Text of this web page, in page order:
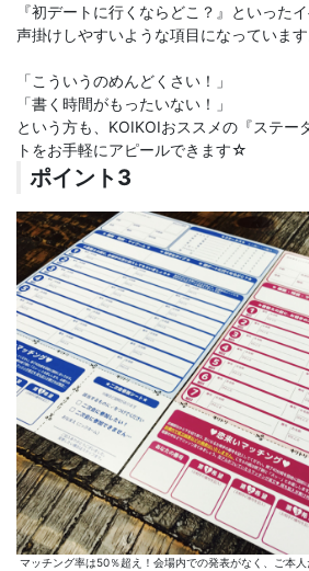
『初デートに行くならどこ？』といった
声掛けしやすいような項目になっています
「こういうのめんどくさい！」
「書く時間がもったいない！」
という方も、KOIKOIおススメの『ステー
トをお手軽にアピールできます☆
ポイント3
マッチング率は50％超え！会場内での発表がなく、ご本